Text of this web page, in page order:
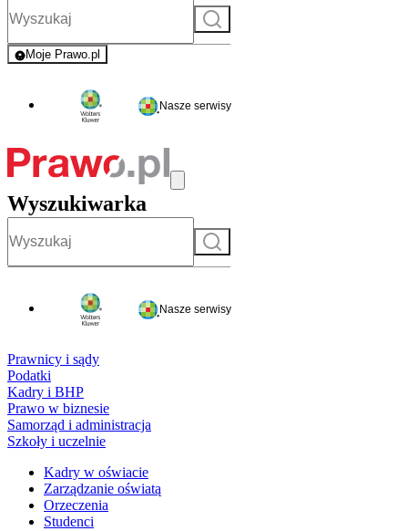
Szukaj
Moje Prawo.pl
- rejestracja i logowanie do serwisu
Nasze serwisy
Wyszukiwarka
Szukaj
Nasze serwisy
Prawnicy i sądy
Podatki
Kadry i BHP
Prawo w biznesie
Samorząd i administracja
Szkoły i uczelnie
Kadry w oświacie
Zarządzanie oświatą
Orzeczenia
Studenci